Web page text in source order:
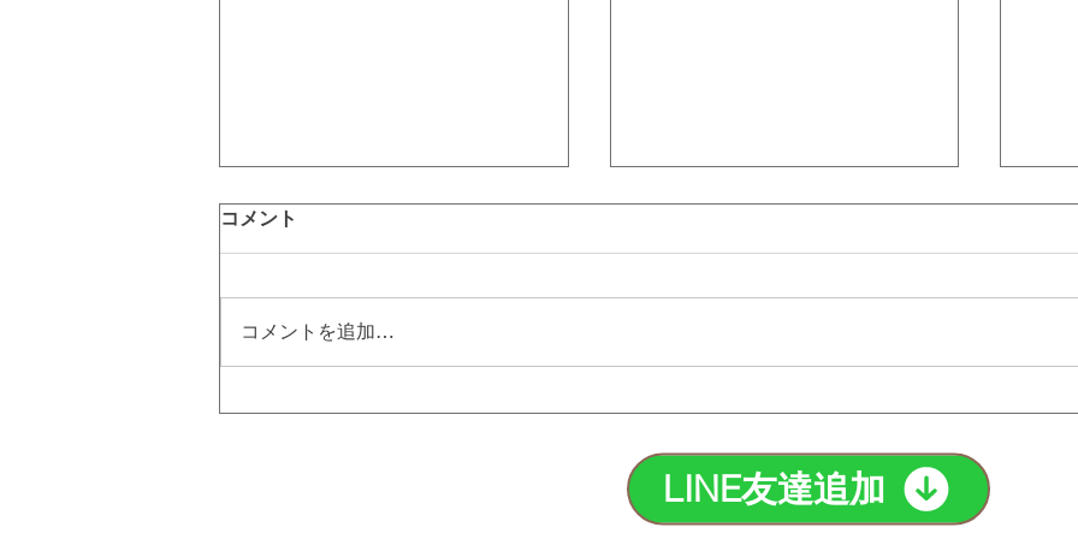
【エステBiBi】
コメント
コメントを追加…
LINE友達追加